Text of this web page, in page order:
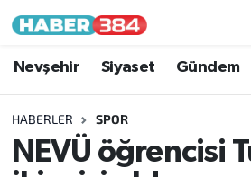
Nevşehir Siyaset Gündem
HABERLER SPOR
NEVÜ öğrencisi
Nöbetçi Eczaneler
Hava Durumu
Trafik Durumu